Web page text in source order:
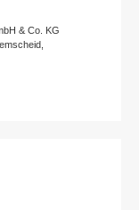
& Co. KG